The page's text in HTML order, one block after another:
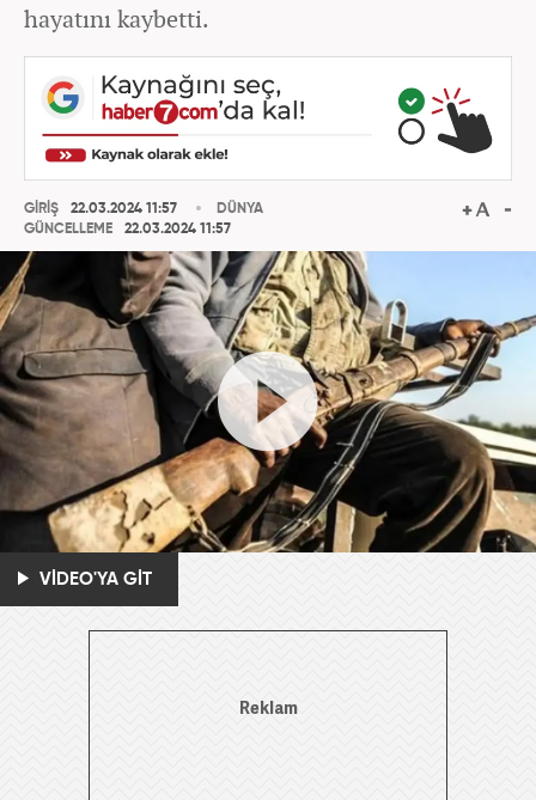
hayatını kaybetti.
GİRİŞ
22.03.2024 11:57
GÜNCELLEME
22.03.2024 11:57
DÜNYA
VİDEO'YA GİT